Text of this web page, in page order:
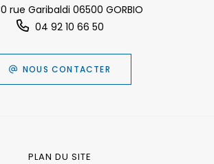
rue Garibaldi 06500 GORBIO
04 92 10 66 50
NOUS CONTACTER
PLAN DU SITE